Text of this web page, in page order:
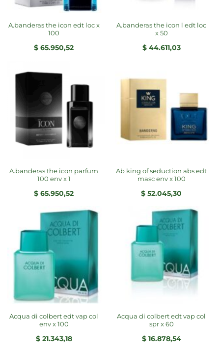
a.banderas the icon edt loc x
100
$ 65.950,52
a.banderas the icon l edt loc
x 50
$44.611,03
a.banderas the icon parfum
100 env x 1
$ 65.950,52
ab king of seduction abs edt
masc env x 100
$ 52.045,30
acqua di colbert edt vap col
env x 100
$21.343,18
acqua di colbert edt vap col
spr x 60
$16.878,54